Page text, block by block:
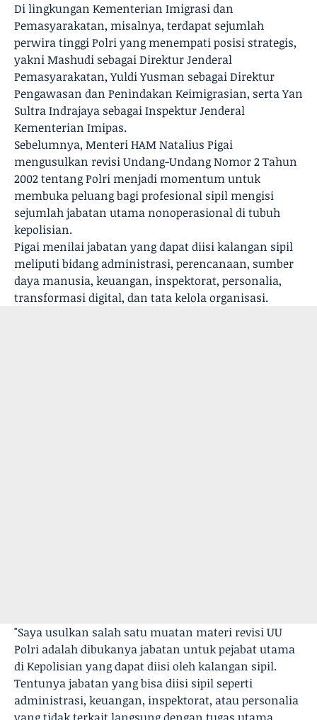
Di lingkungan Kementerian Imigrasi dan
Pemasyarakatan, misalnya, terdapat sejumlah
perwira tinggi Polri yang menempati posisi strategis,
yakni Mashudi sebagai Direktur Jenderal
Pemasyarakatan, Yuldi Yusman sebagai Direktur
Pengawasan dan Penindakan Keimigrasian, serta Yan
Sultra Indrajaya sebagai Inspektur Jenderal
Kementerian Imipas.
Sebelumnya, Menteri HAM Natalius Pigai
mengusulkan revisi Undang-Undang Nomor 2 Tahun
2002 tentang Polri menjadi momentum untuk
membuka peluang bagi profesional sipil mengisi
sejumlah jabatan utama nonoperasional di tubuh
kepolisian.
Pigai menilai jabatan yang dapat diisi kalangan sipil
meliputi bidang administrasi, perencanaan, sumber
daya manusia, keuangan, inspektorat, personalia,
transformasi digital, dan tata kelola organisasi.
"Saya usulkan salah satu muatan materi revisi UU
Polri adalah dibukanya jabatan untuk pejabat utama
di Kepolisian yang dapat diisi oleh kalangan sipil.
Tentunya jabatan yang bisa diisi sipil seperti
administrasi, keuangan, inspektorat, atau personalia